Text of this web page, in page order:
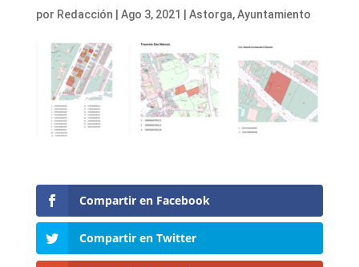
por Redacción Ago 3, 2021 Astorga,Ayuntamiento
Compartir en Facebook
Compartir en Twitter